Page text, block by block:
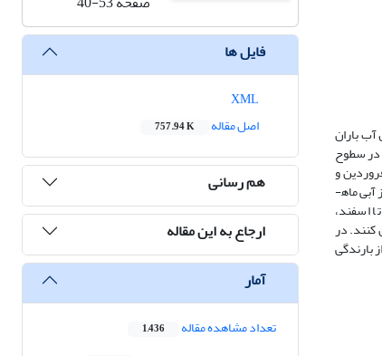
باران
این ماه­ها در سطوح
در ماه­های فروردین و
اردیبهشت تأمین می­شود. همچنین مقداری از رواناب در این دو ماه قابل ذخیره است که می­توان از آن برای جبران کمبود ماه‌های خرداد تا مهر استفاده نمود. در حدود %100 نیاز آبی ماه­
اسفند،
این نیاز را می­توانند تأمین کنند. در
از بارندگی
فایل ها
اصل مقاله
757.94 K
هم رسانی
ارجاع به این مقاله
آمار
تعداد مشاهده مقاله 1,436